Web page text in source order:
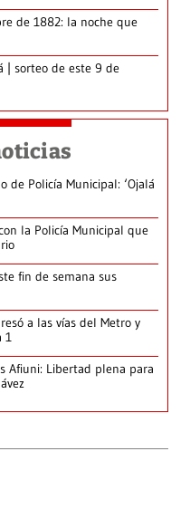
de 1882: la noche que
| sorteo de este 9 de
de Policía Municipal: ‘Ojalá
la Policía Municipal que
fin de semana sus
a las vías del Metro y
1
Afiuni: Libertad plena para